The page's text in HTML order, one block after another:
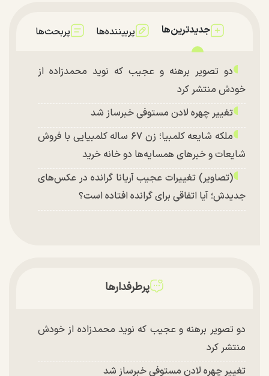
جدیدترین‌ها پربیننده‌ها پربحث‌ها
دو تصویر برهنه و عجیب که نوید محمدزاده از
خودش منتشر کرد
تغییر چهره لادن مستوفی خبرساز شد
ملکه شایعه کلمبیا؛ زن ۶۷ ساله کلمبیایی با فروش
شایعات و خبر‌های همسایه‌ها دو خانه خرید
(تصاویر) تغییرات عجیب آریانا گرانده در عکس‌های
جدیدش؛ آیا اتفاقی برای گرانده افتاده است؟
پرطرفدارها
دو تصویر برهنه و عجیب که نوید محمدزاده از خودش
منتشر کرد
تغییر چهره لادن مستوفی خبرساز شد